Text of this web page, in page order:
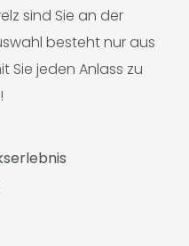
sind Sie an der
besteht nur aus
Sie jeden Anlass zu